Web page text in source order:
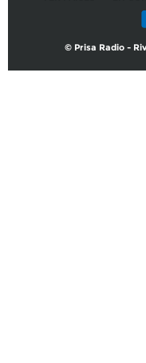
© Prisa Radio -